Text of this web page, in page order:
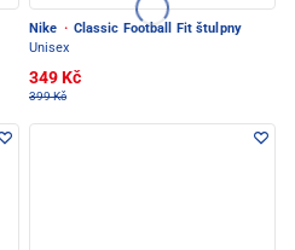
Nike · Classic Football Fit štulpny
Unisex
349 Kč
399 Kč